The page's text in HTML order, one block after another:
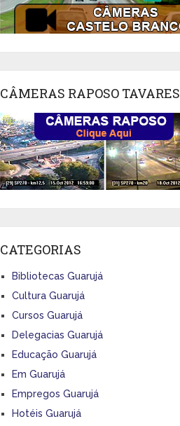
CÂMERAS RAPOSO TAVARES
CATEGORIAS
Bibliotecas Guarujá
Cultura Guarujá
Cursos Guarujá
Delegacias Guarujá
Educação Guarujá
Em Guarujá
Empregos Guarujá
Hotéis Guarujá